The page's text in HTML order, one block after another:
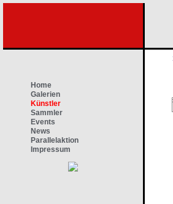
Home
Galerien
Künstler
Sammler
Events
News
Parallelaktion
Impressum